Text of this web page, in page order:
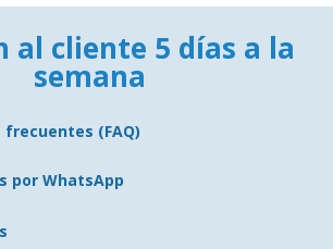
al cliente 5 días a la
semana
(FAQ)
por WhatsApp